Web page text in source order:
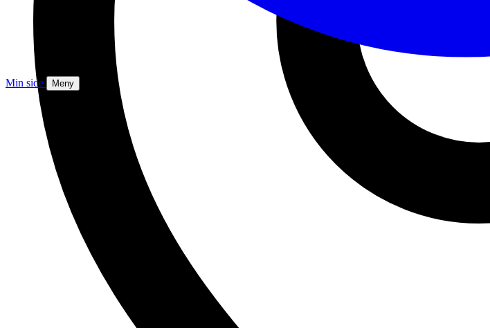
Min side Meny